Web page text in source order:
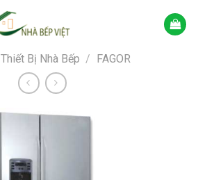
Thiết Bị Nhà Bếp / FAGOR